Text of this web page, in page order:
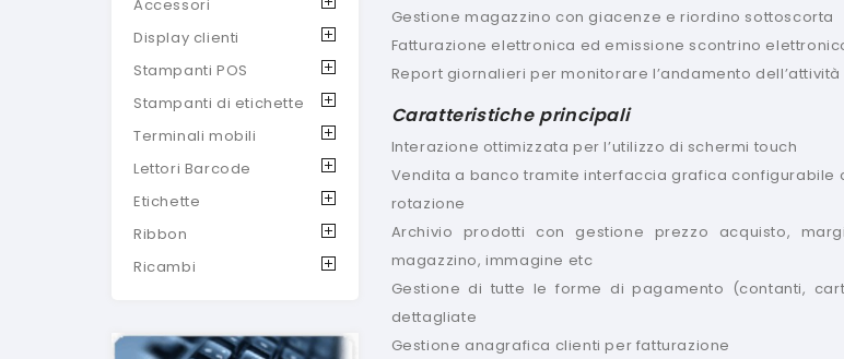
Accessori
Display clienti
Stampanti POS
Stampanti di etichette
Terminali mobili
Lettori Barcode
Etichette
Ribbon
Ricambi
Gestione magazzino con giacenze e riordino sottoscorta
Fatturazione elettronica ed emissione scontrino
Report giornalieri per monitorare l’andamento dell’attività
Caratteristiche principali
Interazione ottimizzata per l’utilizzo di schermi touch
Vendita a banco tramite interfaccia grafica
rotazione
Archivio prodotti con gestione prezzo acquisto,
magazzino, immagine etc
Gestione di tutte le forme di pagamento (contanti,
dettagliate
Gestione anagrafica clienti per fatturazione